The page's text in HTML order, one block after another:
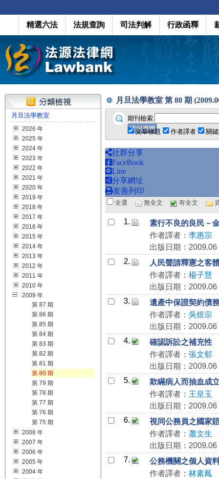
精選六法 法規查詢 司法判解 行政函釋
月旦法學教室
2026 年
2025 年
2024 年
2023 年
2022 年
2021 年
2020 年
2019 年
2018 年
2017 年
2016 年
2015 年
2014 年
2013 年
2012 年
2011 年
2010 年
2009 年
第 87 期
第 86 期
第 85 期
第 84 期
第 83 期
第 82 期
第 81 期
第 80 期
第 79 期
第 78 期
第 77 期
第 76 期
第 75 期
2008 年
2007 年
2006 年
2005 年
2004 年
月旦法學教室 第 80 期
期刊檢索
文章標題
作者譯者 關
社群分享
FaceBook
Line
分享網址
友善列印
全選 無全文 有全文
1.
素行不良的良民－
作者譯者： 李惠宗
出版日期：2009.06
2.
人民聲請釋憲之客
作者譯者： 楊子慧
出版日期：2009.06
3.
遺產中保證契約債
作者譯者： 吳煜宗
出版日期：2009.06
4.
確認訴訟之補充性
作者譯者： 張文郁
出版日期：2009.06
5.
欺瞞病人而抽血成
作者譯者： 王皇玉
出版日期：2009.06
6.
視同公務員之國家
作者譯者： 蕭文生
出版日期：2009.06
7.
公務機關之個人資
作者譯者： 林素鳳